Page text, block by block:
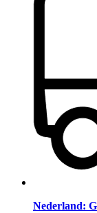
Nederland: